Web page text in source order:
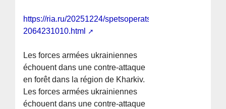
https://ria.ru/20251224/spetsoperatsiya-
2064231010.html
Les forces armées ukrainiennes
échouent dans une contre-attaque
en forêt dans la région de Kharkiv.
Les forces armées ukrainiennes
échouent dans une contre-attaque